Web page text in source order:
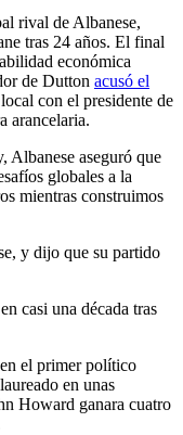
rival de Albanese,
tras 24 años. El final
económica
de Dutton acusó el
con el presidente de
arancelaria.
Albanese aseguró que
globales a la
mientras construimos
y dijo que su partido
casi una década tras
el primer político
en unas
Howard ganara cuatro